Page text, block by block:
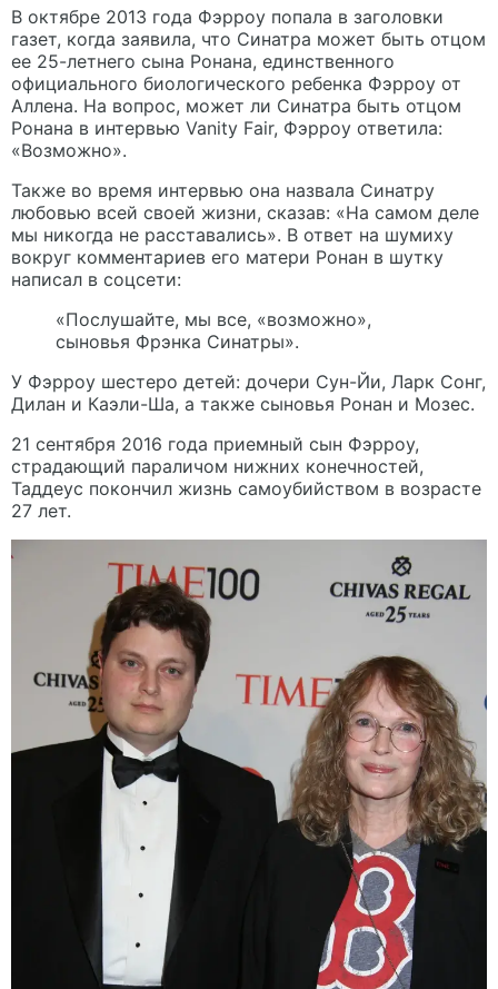
В октябре 2013 года Фэрроу попала в заголовки
газет, когда заявила, что Синатра может быть отцом
ее 25-летнего сына Ронана, единственного
официального биологического ребенка Фэрроу от
Аллена. На вопрос, может ли Синатра быть отцом
Ронана в интервью Vanity Fair, Фэрроу ответила:
«Возможно».
Также во время интервью она назвала Синатру
любовью всей своей жизни, сказав: «На самом деле
мы никогда не расставались». В ответ на шумиху
вокруг комментариев его матери Ронан в шутку
написал в соцсети:
«Послушайте, мы все, «возможно»,
сыновья Фрэнка Синатры».
У Фэрроу шестеро детей: дочери Сун-Йи, Ларк Сонг,
Дилан и Каэли-Ша, а также сыновья Ронан и Мозес.
21 сентября 2016 года приемный сын Фэрроу,
страдающий параличом нижних конечностей,
Таддеус покончил жизнь самоубийством в возрасте
27 лет.